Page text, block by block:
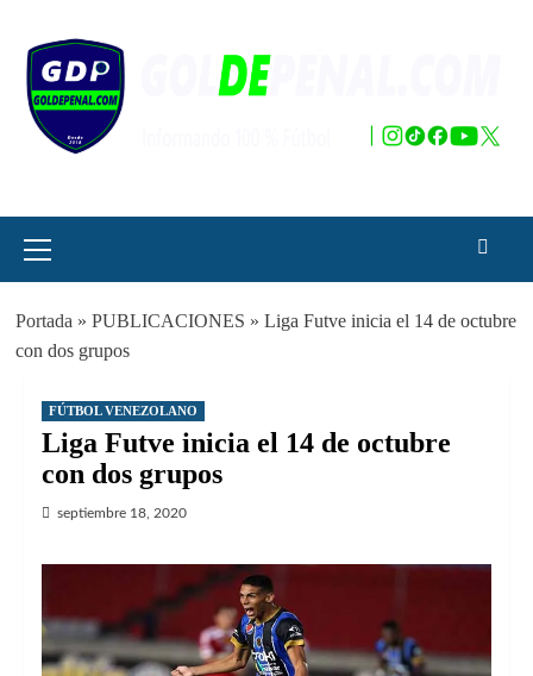
contenido
principal
Portada » PUBLICACIONES » Liga Futve inicia el 14 de octubre
con dos grupos
FÚTBOL VENEZOLANO
Liga Futve inicia el 14 de octubre
con dos grupos
septiembre 18, 2020